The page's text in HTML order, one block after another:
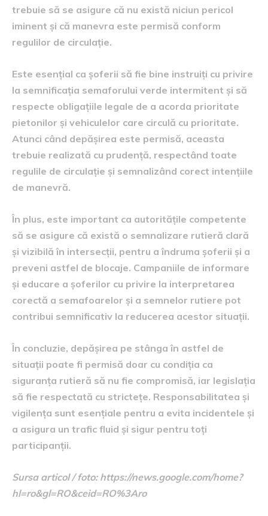
trebuie să se asigure că nu există niciun pericol
iminent și că manevra este permisă conform
regulilor de circulație.
Este esențial ca șoferii să fie bine instruiți cu privire
la semnificația semaforului verde intermitent și să
respecte obligațiile legale de a acorda prioritate
pietonilor și vehiculelor care circulă cu prioritate.
Atunci când depășirea este permisă, aceasta
trebuie realizată cu prudență, respectând toate
regulile de circulație și semnalizând corect intențiile
de manevră.
În plus, este important ca autoritățile competente
să se asigure că există o semnalizare rutieră clară
și vizibilă în intersecții, pentru a îndruma șoferii și a
preveni astfel de blocaje. Campaniile de informare
și educare a șoferilor cu privire la interpretarea
corectă a semafoarelor și a semnelor rutiere pot
contribui semnificativ la reducerea acestor situații.
În concluzie, depășirea pe stânga în astfel de
situații poate fi permisă doar cu condiția ca
siguranța rutieră să nu fie compromisă, iar legislația
să fie respectată cu strictețe. Responsabilitatea și
vigilența sunt esențiale pentru a evita incidentele și
a asigura un trafic fluid și sigur pentru toți
participanții.
Sursa articol / foto: https://news.google.com/home?
hl=ro&gl=RO&ceid=RO%3Aro